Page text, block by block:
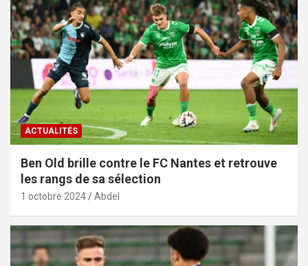
ACTUALITÉS
Ben Old brille contre le FC Nantes et retrouve
les rangs de sa sélection
1 octobre 2024 Abdel